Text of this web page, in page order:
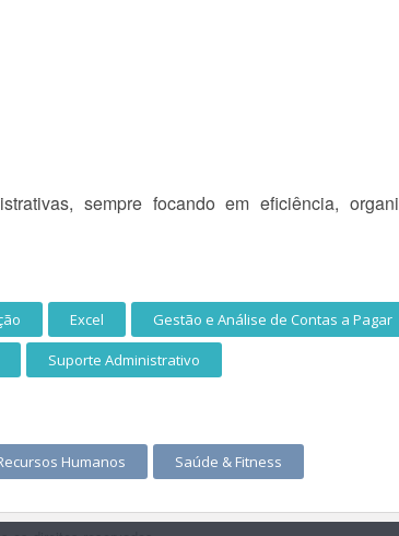
sempre focando em eficiência,
Excel Gestão e Análise de Contas a Pagar
Suporte Administrativo
Humanos Saúde & Fitness